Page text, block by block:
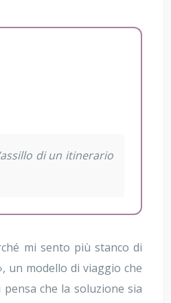
di un itinerario
mi sento più stanco di
un modello di viaggio che
che la soluzione sia